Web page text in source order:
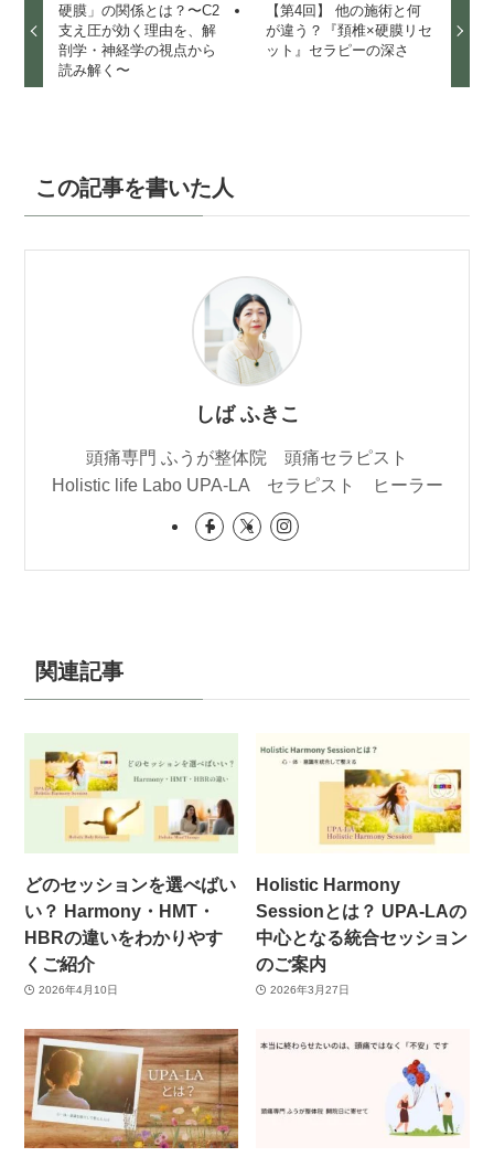
硬膜」の関係とは？〜C2
支え圧が効く理由を、解
剖学・神経学の視点から
読み解く〜
【第4回】 他の施術と何
が違う？『頚椎×硬膜リセ
ット』セラピーの深さ
この記事を書いた人
しば ふきこ
頭痛専門 ふうが整体院 頭痛セラピスト
Holistic life Labo UPA-LA セラピスト ヒーラー
関連記事
どのセッションを選べばい
い？ Harmony・HMT・
HBRの違いをわかりやす
くご紹介
2026年4月10日
Holistic Harmony
Sessionとは？ UPA-LAの
中心となる統合セッション
のご案内
2026年3月27日